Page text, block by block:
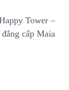
Tower –
cấp Maia